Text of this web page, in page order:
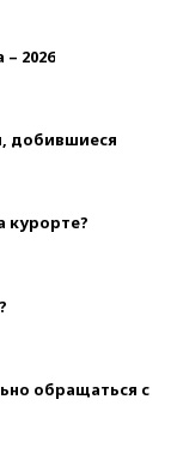
2026
добившиеся
курорте?
обращаться с